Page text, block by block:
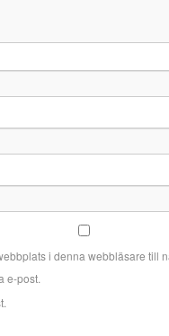
i denna webbläsare till
e-post.